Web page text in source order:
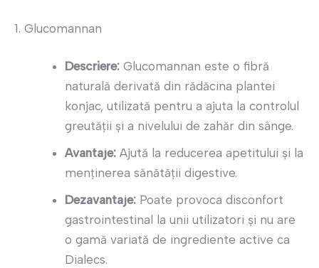
1. Glucomannan
Descriere: Glucomannan este o fibră
naturală derivată din rădăcina plantei
konjac, utilizată pentru a ajuta la controlul
greutății și a nivelului de zahăr din sânge.
Avantaje: Ajută la reducerea apetitului și la
menținerea sănătății digestive.
Dezavantaje: Poate provoca disconfort
gastrointestinal la unii utilizatori și nu are
o gamă variată de ingrediente active ca
Dialecs.